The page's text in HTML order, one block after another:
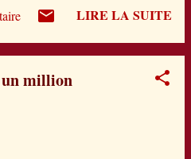
la voix d'une jeune fille qui
et animaux (avisez leur
fois, une invitation sous forme
se terminer par un miroir
à se découvrir. Rien
à feuilleter, et comme en
LIRE LA SUITE
un million